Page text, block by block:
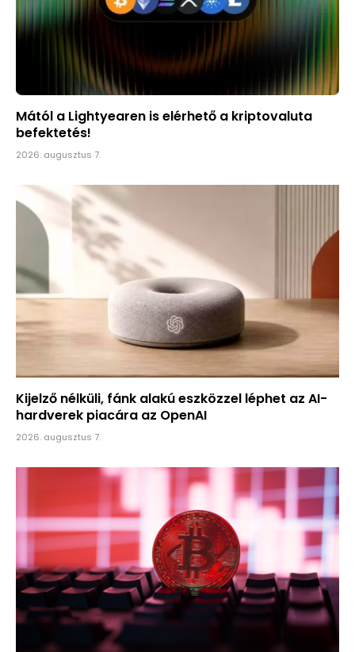
Mától a Lightyearen is elérhető a kriptovaluta
befektetés!
2026. augusztus 7.
Kijelző nélküli, fánk alakú eszközzel léphet az AI-
hardverek piacára az OpenAI
2026. augusztus 7.